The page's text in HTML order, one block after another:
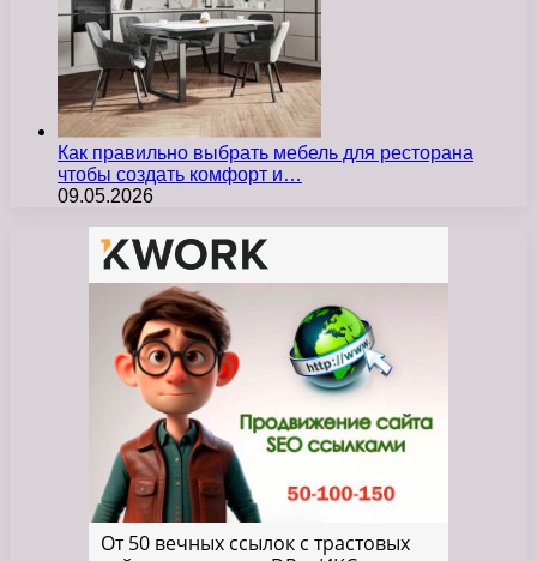
Как правильно выбрать мебель для ресторана
чтобы создать комфорт и…
09.05.2026